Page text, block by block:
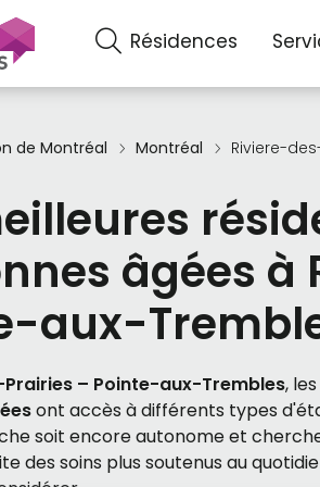
Résidences
de Montréal Montréal Riviere-
âgées
aux-
– Pointe-aux-Trembles,
ont accès à différents types
soit encore autonome et
des soins plus soutenus au